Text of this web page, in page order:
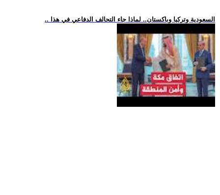
.. السعودية وتركيا وباكستان.. لماذا جاء التحالف الدفاعي في هذا